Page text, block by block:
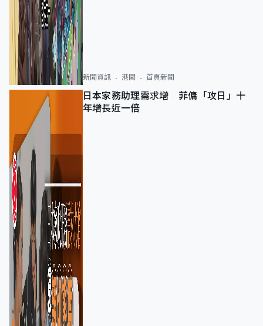
新聞資訊 港聞 首頁新聞
日本家務助理需求增 菲傭「攻日」十
年增長近一倍